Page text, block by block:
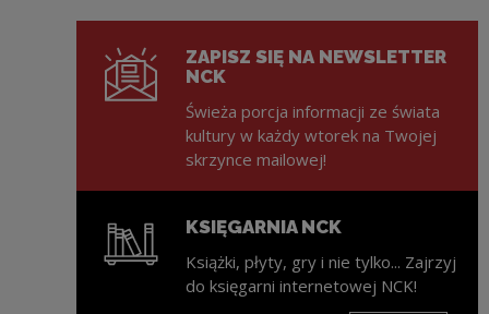
ZAPISZ SIĘ NA NEWSLETTER
NCK
Świeża porcja informacji ze świata
kultury w każdy wtorek na Twojej
skrzynce mailowej!
KSIĘGARNIA NCK
Książki, płyty, gry i nie tylko... Zajrzyj
do księgarni internetowej NCK!